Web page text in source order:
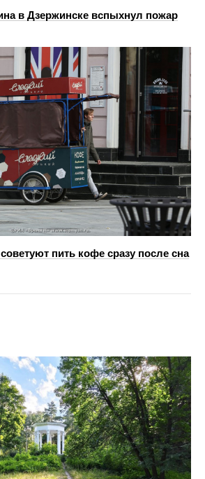
в Дзержинске вспыхнул пожар
пить кофе сразу после сна